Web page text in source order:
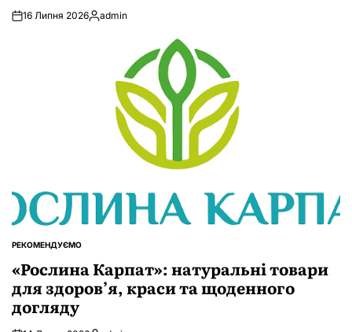
16 Липня 2026Опубліковано
admin
ОПУБЛІКУВАТИ
РЕКОМЕНДУЄМО
«Рослина Карпат»: натуральні товари
для здоров’я, краси та щоденного
догляду